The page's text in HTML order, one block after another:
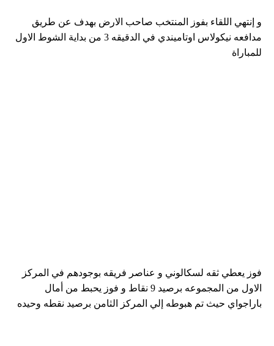
و إنتهي اللقاء بفوز المنتخب صاحب الارض بهدف عن طريق
مدافعه نيكولاس اوتاميندي في الدقيقه 3 من بداية الشوط الاول
للمباراة
فوز يعطي ثقه لسكالوني و عناصر فريقه بوجودهم في المركز
الاول من المجموعه برصيد 9 نقاط و فوز يحبط من أمال
باراجواي حيث تم هبوطه إلي المركز الثامن برصيد نقطه وحيده